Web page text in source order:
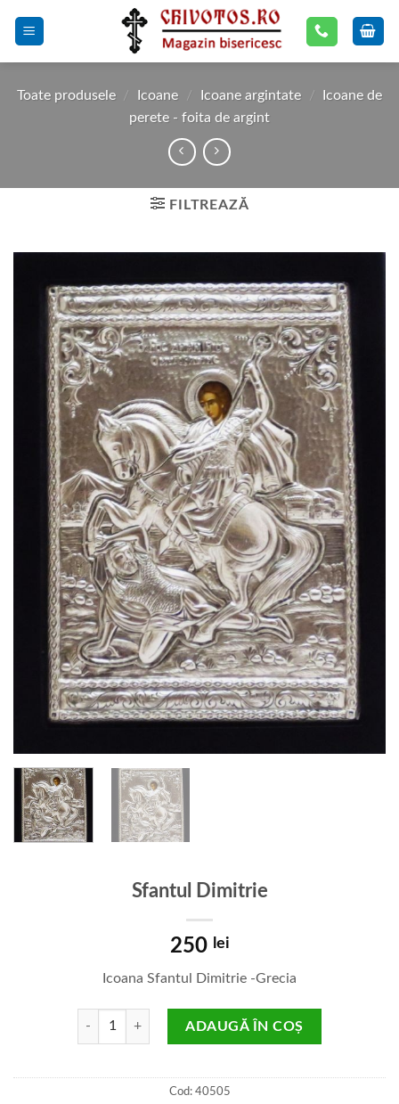
Toate produsele / Icoane / Icoane argintate /
Icoane de
perete - foita de argint
FILTREAZĂ
Sfantul Dimitrie
250 lei
Icoana Sfantul Dimitrie -Grecia
Cantitate Sfantul Dimitrie
ADAUGĂ ÎN COȘ
Cod: 40505